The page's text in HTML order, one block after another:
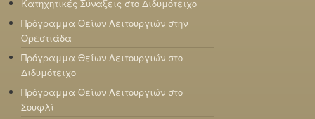
Κατηχητικές Σύναξεις στο Διδυμότειχο
Πρόγραμμα Θείων Λειτουργιών στην
Ορεστιάδα
Πρόγραμμα Θείων Λειτουργιών στο
Διδυμότειχο
Πρόγραμμα Θείων Λειτουργιών στο
Σουφλί